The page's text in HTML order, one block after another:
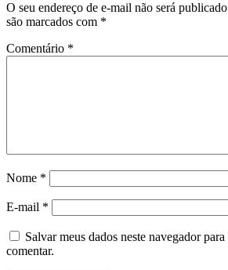
O seu endereço de e-mail não será
são marcados com *
Comentário *
Nome *
E-mail *
Salvar meus dados neste navegador
comentar.